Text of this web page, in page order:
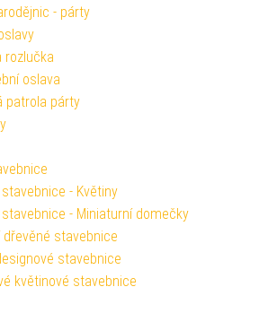
- párty
rozlučka
oslava
patrola párty
stavebnice - Květiny
stavebnice - Miniaturní domečky
dřevěné stavebnice
stavebnice
květinové stavebnice